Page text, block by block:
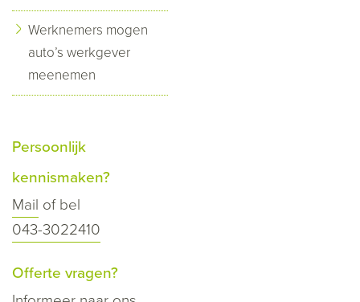
Werknemers mogen
auto’s werkgever
meenemen
Persoonlijk
kennismaken?
Mail of bel
043-3022410
Offerte vragen?